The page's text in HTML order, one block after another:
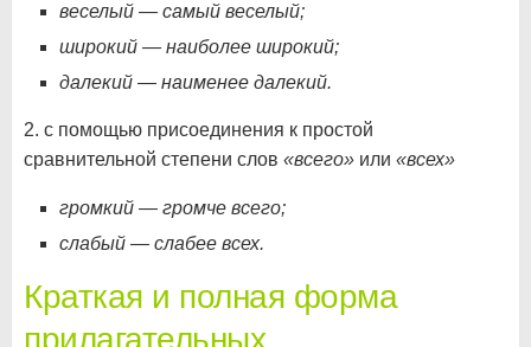
веселый — самый веселый;
широкий — наиболее широкий;
далекий — наименее далекий.
2. с помощью присоединения к простой
сравнительной степени слов «всего» или «всех»
громкий — громче всего;
слабый — слабее всех.
Краткая и полная форма
прилагательных